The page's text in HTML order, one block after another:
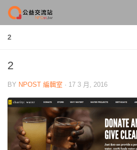
Skip to content
2
2
BY NPOST 編輯室 · 17 3 月, 2016